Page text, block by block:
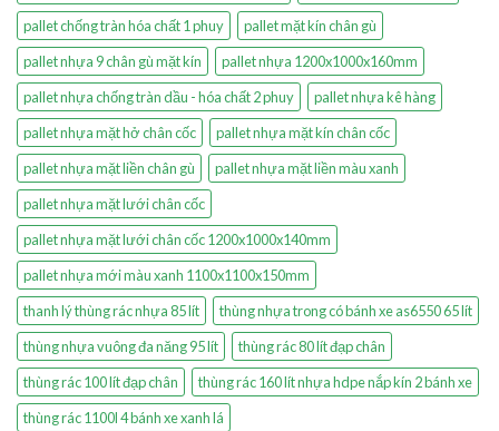
pallet chống tràn hóa chất 1 phuy
pallet mặt kín chân gù
pallet nhựa 9 chân gù mặt kín
pallet nhựa 1200x1000x160mm
pallet nhựa chống tràn dầu - hóa chất 2 phuy
pallet nhựa kê hàng
pallet nhựa mặt hở chân cốc
pallet nhựa mặt kín chân cốc
pallet nhựa mặt liền chân gù
pallet nhựa mặt liền màu xanh
pallet nhựa mặt lưới chân cốc
pallet nhựa mặt lưới chân cốc 1200x1000x140mm
pallet nhựa mới màu xanh 1100x1100x150mm
thanh lý thùng rác nhựa 85 lít
thùng nhựa trong có bánh xe as6550 65 lít
thùng nhựa vuông đa năng 95 lít
thùng rác 80 lít đạp chân
thùng rác 100 lít đạp chân
thùng rác 160 lít nhựa hdpe nắp kín 2 bánh xe
thùng rác 1100l 4 bánh xe xanh lá